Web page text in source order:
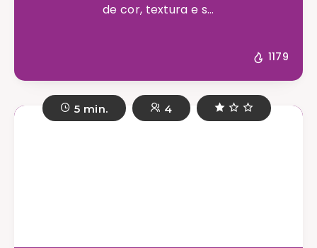
de cor, textura e s...
1179
5 min. 4